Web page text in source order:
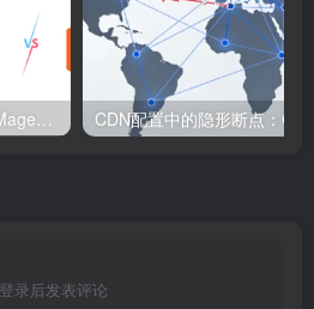
SEO 友好度实战测试：Magento、WordPress、Drupal 在核心 SEO 要素上的表现对比
录后发表评论